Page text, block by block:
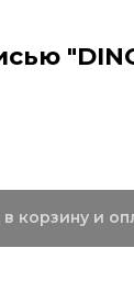
корзину и